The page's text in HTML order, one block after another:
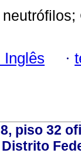
neutrófilos;
Inglês ·
piso 32